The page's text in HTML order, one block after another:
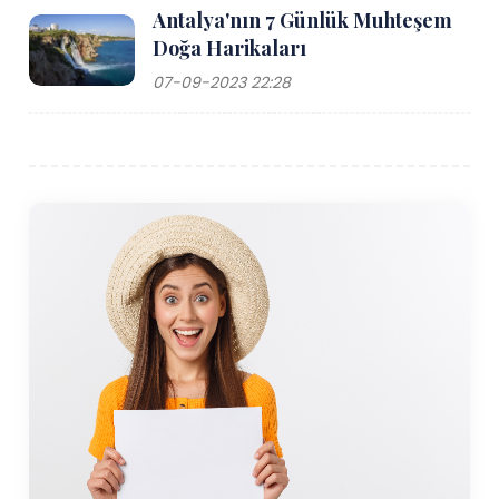
seçeneği sunuyor.
Hava yoluyla gelen yolcular için en yakın havaalanı
Ziyaretçiler havalimanından Gerze'ye taksiye binebilir,
araç kiralayabilir veya toplu taşıma araçlarını
kullanabilirler. Havaalanından Gerze'ye yolculuk
yaklaşık bir saat sürüyor.
Gerze'ye vardığınızda ulaşım nispeten kolaydır.
Kasaba, kompakt ve yürünebilir bir yapıya sahiptir ve
başlıca turistik mekanların çoğu birbirine kısa bir
mesafede yer almaktadır. Şehir içinde kısa geziler için
taksiler, dolmuş servisleri ve bisikletler mevcuttur;
kiralık arabalar ise çevreyi keşfetmek isteyenler için iyi
Antalya'nın 7 Günlük Muhteşem
Doğa Harikaları
07-09-2023 22:28